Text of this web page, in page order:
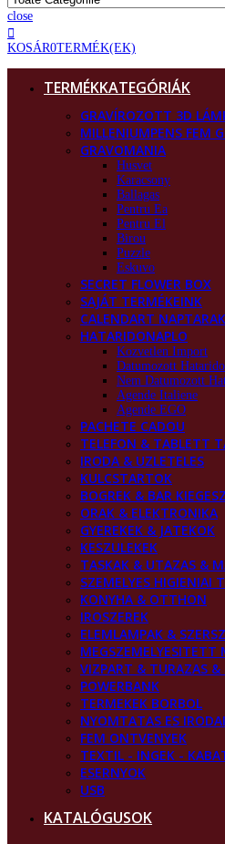
close
KOSÁR0TERMÉK(EK)
TERMÉKKATEGÓRIÁK
GRAVÍROZOTT 3D
MILLENIUMPENS FEM
GRAVOMANIA
Husvet
Karacsony
Ballagas
Pentru Ea
Pentru El
Birou
Puzzle
Eskuvo
SECRET FLOWER BOX
SAJÁT TERMÉKEINK
CALENDART NAPTARAK
HATARIDONAPLO
Kozvetlen Import
Datumozott
Nem Datumozott
Agende Italiene
Agende EGO
PACHETE CADOU
TELEFON & TABLETT
IRODA & UZLETELES
KULCSTARTOK
BOGREK & BAR
ORAK & ELEKTRONIKA
GYEREKEK & JATEKOK
KESZULEKEK
TASKAK & UTAZAS &
SZEMELYES HIGIENIAI
KONYHA & OTTHON
IROSZEREK
ELEMLAMPAK &
MEGSZEMELYESITETT
VIZPART & TURAZAS &
POWERBANK
TERMEKEK BORBOL
NYOMTATAS ES
FEM ONTVENYEK
TEXTIL - INGEK -
ESERNYOK
USB
KATALÓGUSOK